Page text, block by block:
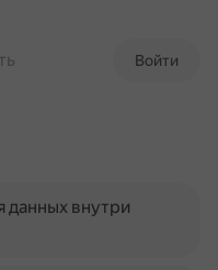
Войти
данных внутри